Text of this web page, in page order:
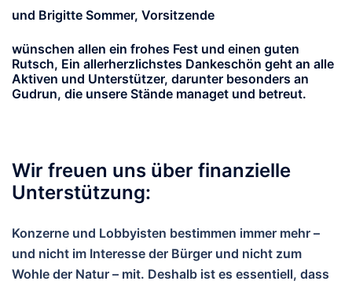
und Brigitte Sommer, Vorsitzende
wünschen allen ein frohes Fest und einen guten
Rutsch, Ein allerherzlichstes Dankeschön geht an alle
Aktiven und Unterstützer, darunter besonders an
Gudrun, die unsere Stände managet und betreut.
Wir freuen uns über finanzielle
Unterstützung:
Konzerne und Lobbyisten bestimmen immer mehr –
und nicht im Interesse der Bürger und nicht zum
Wohle der Natur – mit. Deshalb ist es essentiell, dass